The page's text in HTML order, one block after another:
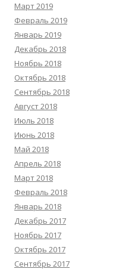
Март 2019
Февраль 2019
Январь 2019
Декабрь 2018
Ноябрь 2018
Октябрь 2018
Сентябрь 2018
Август 2018
Июль 2018
Июнь 2018
Май 2018
Апрель 2018
Март 2018
Февраль 2018
Январь 2018
Декабрь 2017
Ноябрь 2017
Октябрь 2017
Сентябрь 2017